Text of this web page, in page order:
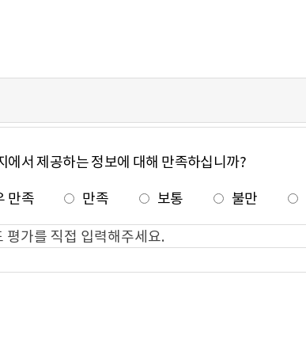
에서 제공하는 정보에 대해 만족하십니까?
만족
만족 보통 불만